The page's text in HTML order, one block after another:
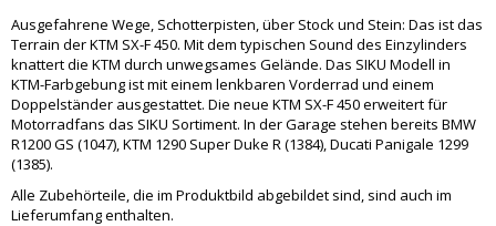
Ausgefahrene Wege, Schotterpisten, über Stock und Stein: Das ist das
Terrain der KTM SX-F 450. Mit dem typischen Sound des Einzylinders
knattert die KTM durch unwegsames Gelände. Das SIKU Modell in
KTM-Farbgebung ist mit einem lenkbaren Vorderrad und einem
Doppelständer ausgestattet. Die neue KTM SX-F 450 erweitert für
Motorradfans das SIKU Sortiment. In der Garage stehen bereits BMW
R1200 GS (1047), KTM 1290 Super Duke R (1384), Ducati Panigale 1299
(1385).
Alle Zubehörteile, die im Produktbild abgebildet sind, sind auch im
Lieferumfang enthalten.